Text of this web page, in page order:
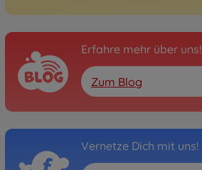
Erfahre mehr über uns!
Zum Blog
Vernetze Dich mit uns!